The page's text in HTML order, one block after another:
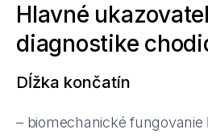
Hlavné
diagnostike
Dĺžka končatín
– biomechanické